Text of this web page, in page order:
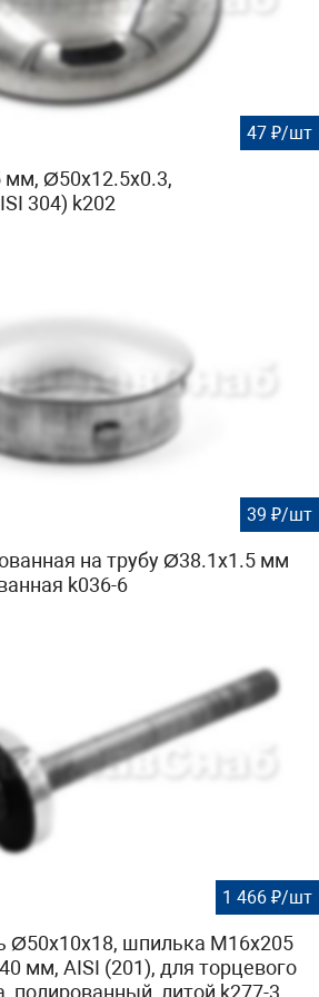
47 ₽/шт
мм, Ø50х12.5х0.3,
304) k202
39 ₽/шт
на трубу Ø38.1х1.5 мм
k036-6
1 466 ₽/шт
Ø50х10х18, шпилька М16х205
мм, AISI (201), для торцевого
полированный, литой k277-3